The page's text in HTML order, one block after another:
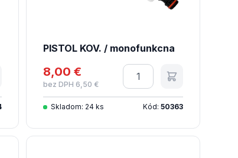
PISTOL KOV. / monofunkcna
8,00 €
bez DPH 6,50 €
Množstvo
Skladom: 24 ks Kód: 50363